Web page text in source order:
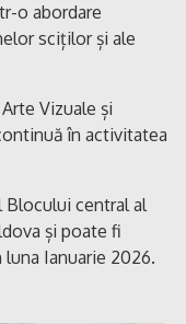
o abordare
sciților și ale
Vizuale și
în activitatea
Blocului central al
și poate fi
Ianuarie 2026.